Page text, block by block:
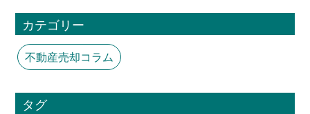
カテゴリー
不動産売却コラム
タグ